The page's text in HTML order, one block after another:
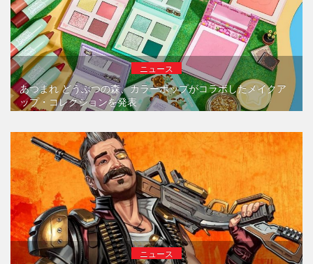
ニュース
あつまれ どうぶつの森、カラーポップがコラボしたメイクア
ップ・コレクションを発表
ニュース